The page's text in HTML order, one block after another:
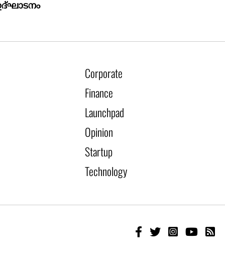
Corporate
Finance
Launchpad
Opinion
Startup
Technology